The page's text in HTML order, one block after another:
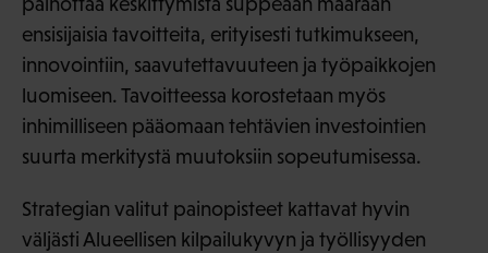
ensisijaisia tavoitteita, erityisesti tutkimukseen,
innovointiin, saavutettavuuteen ja työpaikkojen
luomiseen. Tavoitteessa korostetaan myös
inhimilliseen pääomaan tehtävien investointien
suurta merkitystä muutoksiin sopeutumisessa.
Strategian valitut painopisteet kattavat hyvin
väljästi Alueellisen kilpailukyvyn ja työllisyyden